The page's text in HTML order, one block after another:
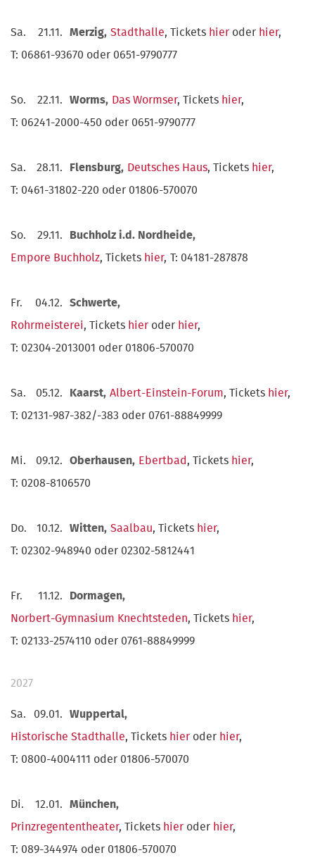
Sa. 21.11. Merzig, Stadthalle, Tickets hier oder hier,
T: 06861-93670 oder 0651-9790777
So. 22.11. Worms, Das Wormser, Tickets hier,
T: 06241-2000-450 oder 0651-9790777
Sa. 28.11. Flensburg, Deutsches Haus, Tickets hier,
T: 0461-31802-220 oder 01806-570070
So. 29.11. Buchholz i.d. Nordheide,
Empore Buchholz, Tickets hier, T: 04181-287878
Fr. 04.12. Schwerte,
Rohrmeisterei, Tickets hier oder hier,
T: 02304-2013001 oder 01806-570070
Sa. 05.12. Kaarst, Albert-Einstein-Forum, Tickets hier,
T: 02131-987-382/-383 oder 0761-88849999
Mi. 09.12. Oberhausen, Ebertbad, Tickets hier,
T: 0208-8106570
Do. 10.12. Witten, Saalbau, Tickets hier,
T: 02302-948940 oder 02302-5812441
Fr. 11.12. Dormagen,
Norbert-Gymnasium Knechtsteden, Tickets hier,
T: 02133-2574110 oder 0761-88849999
2027
Sa. 09.01. Wuppertal,
Historische Stadthalle, Tickets hier oder hier,
T: 0800-4004111 oder 01806-570070
Di. 12.01. München,
Prinzregententheater, Tickets hier oder hier,
T: 089-344974 oder 01806-570070